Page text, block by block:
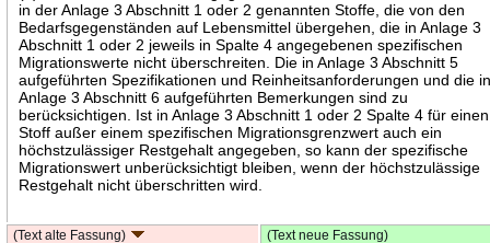
in der Anlage 3 Abschnitt 1 oder 2 genannten Stoffe, die von den
Bedarfsgegenständen auf Lebensmittel übergehen, die in Anlage 3
Abschnitt 1 oder 2 jeweils in Spalte 4 angegebenen spezifischen
Migrationswerte nicht überschreiten. Die in Anlage 3 Abschnitt 5
aufgeführten Spezifikationen und Reinheitsanforderungen und die
Anlage 3 Abschnitt 6 aufgeführten Bemerkungen sind zu
berücksichtigen. Ist in Anlage 3 Abschnitt 1 oder 2 Spalte 4 für einen
Stoff außer einem spezifischen Migrationsgrenzwert auch ein
höchstzulässiger Restgehalt angegeben, so kann der spezifische
Migrationswert unberücksichtigt bleiben, wenn der höchstzulässige
Restgehalt nicht überschritten wird.
(Text alte Fassung) (Text neue Fassung)